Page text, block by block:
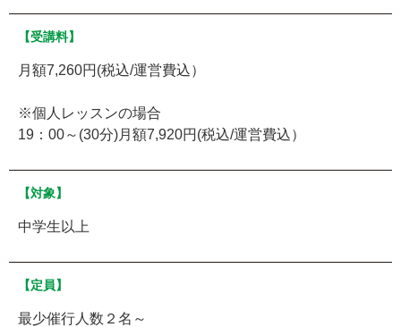
【受講料】
月額7,260円(税込/運営費込）
※個人レッスンの場合
19：00～(30分)月額7,920円(税込/運営費込）
【対象】
中学生以上
【定員】
最少催行人数２名～